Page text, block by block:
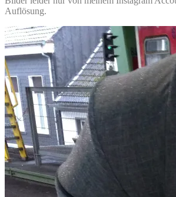
Auflösung.